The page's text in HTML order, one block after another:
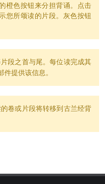
橙色按钮来分担背诵。点击
您所颂读的片段。灰色按钮
段之首与尾。每位读完成其
提供该信息。
卷或片段将转移到古兰经背